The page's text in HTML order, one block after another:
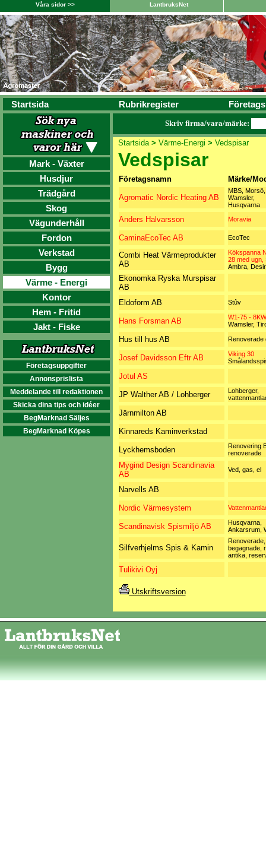
Våra sidor >> LantbruksNet
Startsida Rubrikregister
Mark - Växter
Husdjur
Trädgård
Skog
Vägunderhåll
Fordon
Verkstad
Bygg
Värme - Energi
Kontor
Hem - Fritid
Jakt - Fiske
Företagsuppgifter
Annonsprislista
Meddelande till redaktionen
Skicka dina tips och idéer
BegMarknad Säljes
BegMarknad Köpes
Skriv firma/vara/märke:
Startsida> Värme-Energi > Vedspisar
Vedspisar
Företagsnamn Märke/
Agromatic Nordic Heating AB
MBS, Morsö,
Wamsler,
Husqvarna
Anders Halvarsson Moravia
CaminaEcoTec AB EcoTec
Combi Heat Värmeprodukter
AB
Kökspanna
28 med ugn,
Ambra,
Ekonomka Ryska Murspisar
AB
Eldoform AB
Stûv
Hans Forsman AB
W1-75 -
Wamsler,
Hus till hus AB Renoverade
Josef Davidsson Eftr AB
Viking 30
Jotul AS
JP Walther AB / Lohberger
Lohberger,
Järnmilton AB
Kinnareds Kaminverkstad
Lyckhemsboden
Renovering
renoverade
Mygind Design Scandinavia
AB
Ved, gas, el
Narvells AB
Nordic Värmesystem
Scandinavisk Spismiljö AB
Husqvarna,
Ankarsrum,
Silfverhjelms Spis & Kamin
Renoverade,
begagnade,
antika,
Tulikivi Oyj
Utskriftsversion